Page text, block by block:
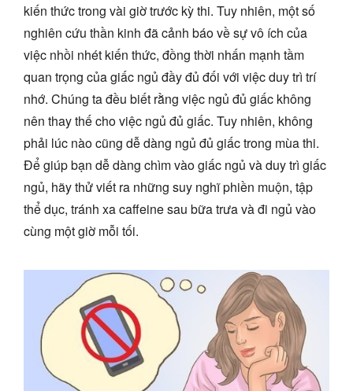
kiến thức trong vài giờ trước kỳ thi. Tuy nhiên, một số
nghiên cứu thần kinh đã cảnh báo về sự vô ích của
việc nhồi nhét kiến thức, đồng thời nhấn mạnh tầm
quan trọng của giấc ngủ đầy đủ đối với việc duy trì trí
nhớ. Chúng ta đều biết rằng việc ngủ đủ giấc không
nên thay thế cho việc ngủ đủ giấc. Tuy nhiên, không
phải lúc nào cũng dễ dàng ngủ đủ giấc trong mùa thi.
Để giúp bạn dễ dàng chìm vào giấc ngủ và duy trì giấc
ngủ, hãy thử viết ra những suy nghĩ phiền muộn, tập
thể dục, tránh xa caffeine sau bữa trưa và đi ngủ vào
cùng một giờ mỗi tối.